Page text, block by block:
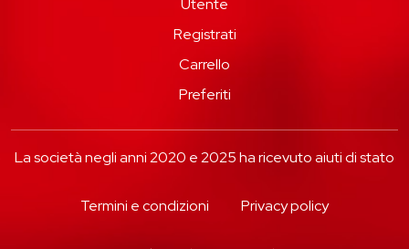
Utente
Registrati
Carrello
Preferiti
La società negli anni 2020 e 2025 ha ricevuto aiuti di stato
Termini e condizioni Privacy policy